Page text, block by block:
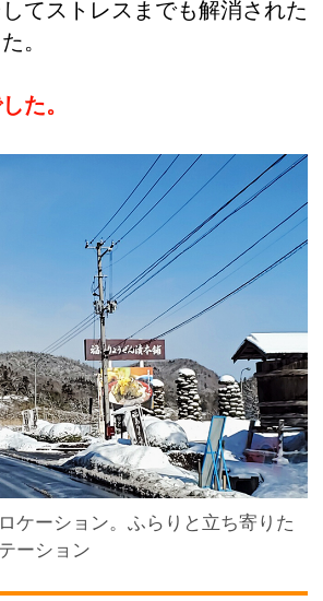
てストレスまでも解消された
。
た。
ケーション。ふらりと立ち寄りた
ーション